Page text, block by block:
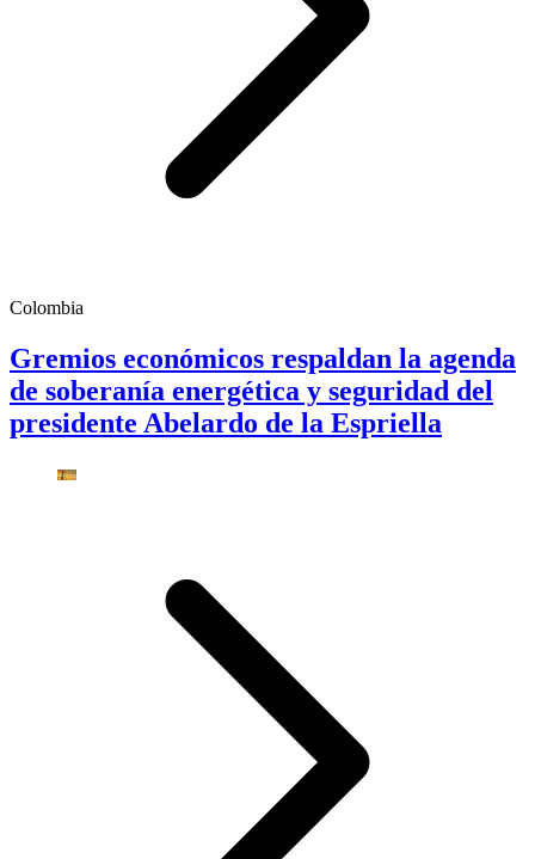
Colombia
Gremios económicos respaldan la agenda
de soberanía energética y seguridad del
presidente Abelardo de la Espriella